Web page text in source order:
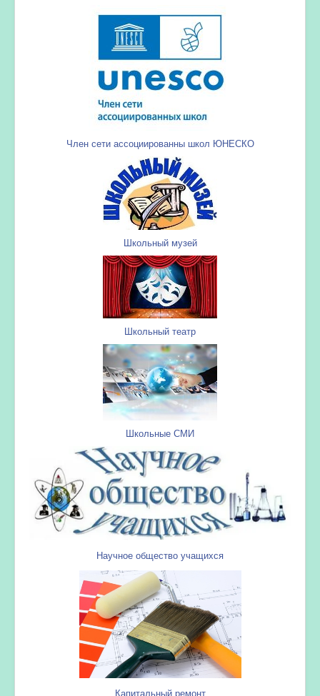
Член сети ассоциированны школ ЮНЕСКО
Школьный музей
Школьный театр
Школьные СМИ
Научное общество учащихся
Капитальный ремонт